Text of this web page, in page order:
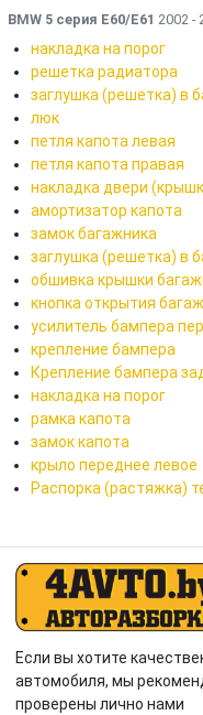
BMW 5 серия E60/E61 2002 -
накладка на порог
решетка радиатора
заглушка (решетка) в
люк
петля капота левая
петля капота правая
накладка двери
амортизатор капота
замок багажника
заглушка (решетка) в
обшивка крышки
кнопка открытия
усилитель бампера
крепление бампера
Крепление бампера
накладка на порог
рамка капота
замок капота
крыло переднее левое
Распорка (растяжка)
Если вы хотите
автомобиля, мы
проверены лично нами